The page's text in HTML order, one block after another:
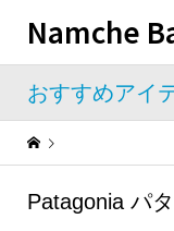
Namche
おすすめアイ
Patagonia パ